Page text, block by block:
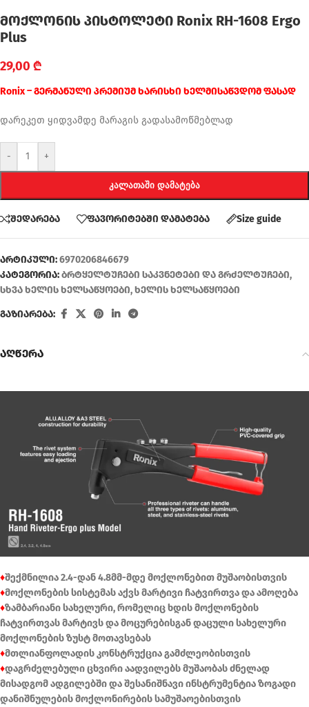
მოქლონის პისტოლეტი Ronix RH-1608 Ergo
Plus
29,00 ₾
Ronix – გერმანული პრემიუმ ხარისხი ხელმისაწვდომ ფასად
დარეკეთ ყიდვამდე მარაგის გადასამოწმებლად
- +
ᲙᲐᲚᲐᲗᲐᲨᲘ ᲓᲐᲛᲐᲢᲔᲑᲐ
შედარება ფავორიტებში დამატება Size guide
არტიკული:6970206846679
კატეგორია:ბრტყელტუჩები საკვნეტები და გრძელტუჩები,
სხვა ხელის ხელსაწყოები,ხელის ხელსაწყოები
გაზიარება:
აღწერა
♦შექმნილია 2.4-დან 4.8მმ-მდე მოქლონებით მუშაობისთვის
♦მოქლონების სისტემას აქვს მარტივი ჩატვირთვა და ამოღება
♦ზამბარიანი სახელური, რომელიც ხდის მოქლონების
ჩატვირთვას მარტივს და მოცურებისგან დაცული სახელური
მოქლონების ზუსტ მოთავსებას
♦მთლიანფოლადის კონსტრუქცია გამძლეობისთვის
♦დაგრძელებული ცხვირი აადვილებს მუშაობას ძნელად
მისადგომ ადგილებში და შესანიშნავი ინსტრუმენტია ზოგადი
დანიშნულების მოქლონირების სამუშაოებისთვის